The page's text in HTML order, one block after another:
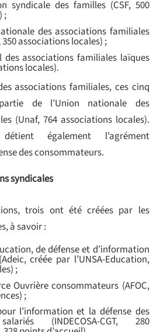
syndicale des familles (CSF, 500
;
des associations familiales
associations locales) ;
des associations familiales laïques
locales).
associations familiales, ces cinq
de l’Union nationale des
(Unaf, 764 associations locales).
également l’agrément
des consommateurs.
syndicales
trois ont été créées par les
à savoir :
de défense et d’information
créée par l’UNSA-Education,
;
Ouvrière consommateurs (AFOC,
;
l’information et la défense des
(INDECOSA-CGT, 280